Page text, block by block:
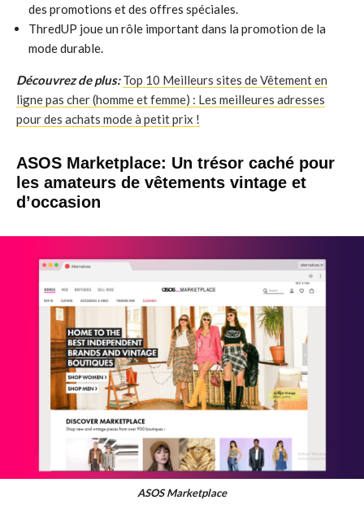
des promotions et des offres spéciales.
ThredUP joue un rôle important dans la promotion de la
mode durable.
Découvrez de plus:Top 10 Meilleurs sites de Vêtement en
ligne pas cher (homme et femme) : Les meilleures adresses
pour des achats mode à petit prix !
ASOS Marketplace: Un trésor caché pour
les amateurs de vêtements vintage et
d’occasion
ASOS Marketplace